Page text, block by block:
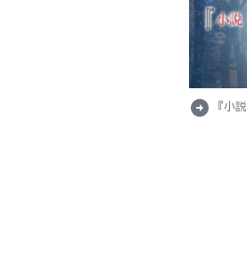
arrow_circle_right 『小